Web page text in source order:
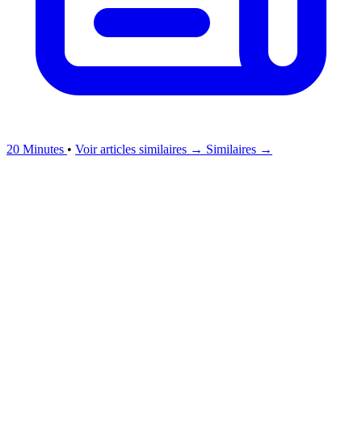
20 Minutes • Voir articles similaires → Similaires →